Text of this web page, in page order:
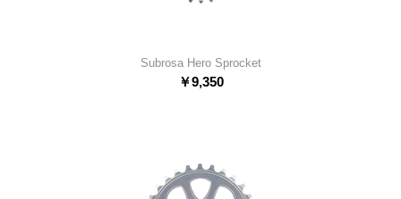
Subrosa Hero Sprocket
￥9,350